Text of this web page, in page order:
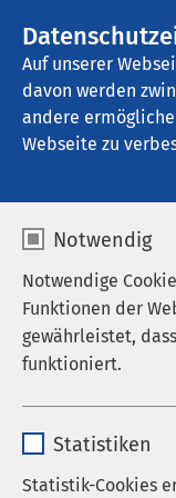
Auf unserer
davon werden
andere
Webseite zu
Notwendig
Notwendige
Funktionen der
gewährleistet,
funktioniert.
Anbieter
Statistiken
Statistik-Cookies
AMEOS Klinikum
Qualität
im Hinblick auf
und pflegerische